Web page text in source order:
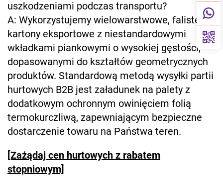
uszkodzeniami podczas transportu?
A: Wykorzystujemy wielowarstwowe, faliste
kartony eksportowe z niestandardowymi
wkładkami piankowymi o wysokiej gęstości,
dopasowanymi do kształtów geometrycznych
produktów. Standardową metodą wysyłki partii
hurtowych B2B jest załadunek na palety z
dodatkowym ochronnym owinięciem folią
termokurczliwą, zapewniającym bezpieczne
dostarczenie towaru na Państwa teren.
[Zażądaj cen hurtowych z rabatem
stopniowym]